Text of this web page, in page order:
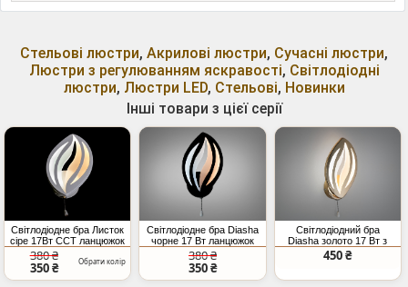
Стельові люстри, Акрилові люстри, Сучасні люстри,
Люстри з регулюванням яскравості, Світлодіодні
люстри, Люстри LED, Стельові, Новинки
Інші товари з цієї серії
Світлодіодне бра Листок
сіре 17Вт CCT ланцюжок
380 ₴
350 ₴ Обрати колір
Світлодіодне бра Diasha
чорне 17 Вт ланцюжок
380 ₴
350 ₴
Світлодіодний бра
Diasha золото 17 Вт з
ланцюжком
450 ₴